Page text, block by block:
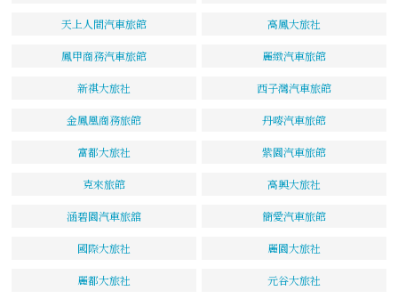
天上人間汽車旅館 高鳳大旅社
鳳甲商務汽車旅館 麗緻汽車旅館
新祺大旅社 西子灣汽車旅館
金鳳凰商務旅館 丹嘜汽車旅館
富都大旅社 紫園汽車旅館
克來旅館 高興大旅社
涵碧園汽車旅舘 簡愛汽車旅館
國際大旅社 麗園大旅社
麗都大旅社 元谷大旅社